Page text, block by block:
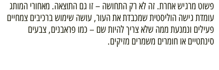
פשוט מרגיש אחרת. זה לא רק התחושה – זו גם התוצאה. מאחורי המותג
עומדת גישה הוליסטית שמכבדת את העור, עושה שימוש ברכיבים צמחיים
פעילים ונמנעת ממה שלא צריך להיות שם – כמו פראבנים, צבעים
סינתטיים או חומרים משמרים מזיקים.